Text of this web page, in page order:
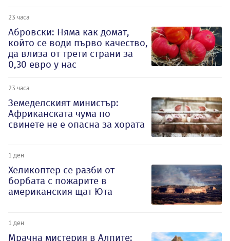
23 часа
Абровски: Няма как домат,
който се води първо качество,
да влиза от трети страни за
0,30 евро у нас
23 часа
Земеделският министър:
Африканската чума по
свинете не е опасна за хората
1 ден
Хеликоптер се разби от
борбата с пожарите в
американския щат Юта
1 ден
Мрачна мистерия в Алпите: